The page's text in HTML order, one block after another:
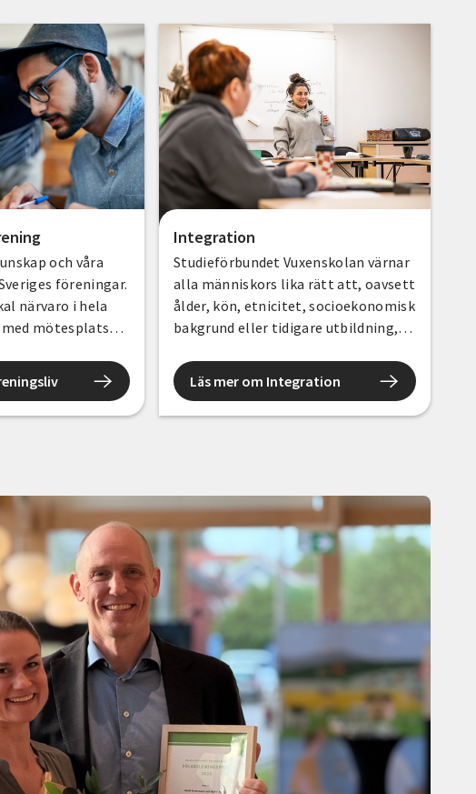
och våra
föreningar.
närvaro i hela
mötesplatser,
sig och
på ett bra sätt.
Integration
Studieförbundet Vuxenskolan värnar
alla människors lika rätt att, oavsett
ålder, kön, etnicitet, socioekonomisk
bakgrund eller tidigare utbildning,
folkbildning. SV ska vara en
inkluderande organisation med en
inkluderande verksamhet där
Läs mer om Integration